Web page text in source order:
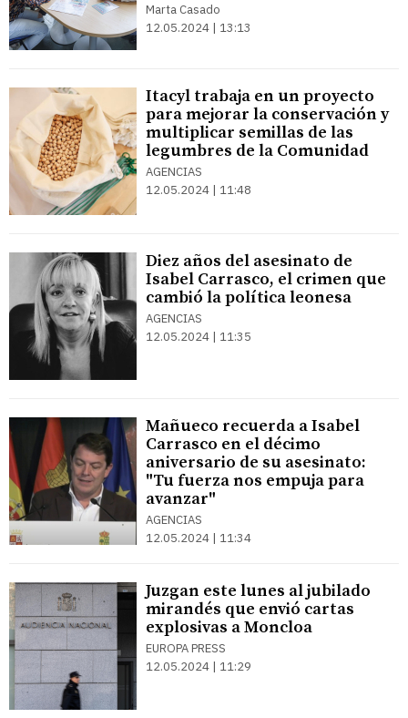
Marta Casado
12.05.2024 | 13:13
Itacyl trabaja en un proyecto
para mejorar la conservación y
multiplicar semillas de las
legumbres de la Comunidad
AGENCIAS
12.05.2024 | 11:48
Diez años del asesinato de
Isabel Carrasco, el crimen que
cambió la política leonesa
AGENCIAS
12.05.2024 | 11:35
Mañueco recuerda a Isabel
Carrasco en el décimo
aniversario de su asesinato:
"Tu fuerza nos empuja para
avanzar"
AGENCIAS
12.05.2024 | 11:34
Juzgan este lunes al jubilado
mirandés que envió cartas
explosivas a Moncloa
EUROPA PRESS
12.05.2024 | 11:29